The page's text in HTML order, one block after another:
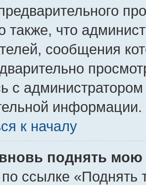
также, что
сообщения
с
информации.
к началу
поднять мою
ссылке «Поднять